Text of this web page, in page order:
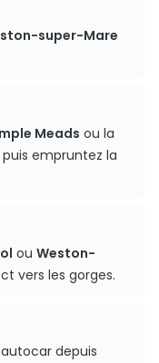
super-Mare
Meads ou la
puis empruntez la
ou Weston-
vers les gorges.
depuis